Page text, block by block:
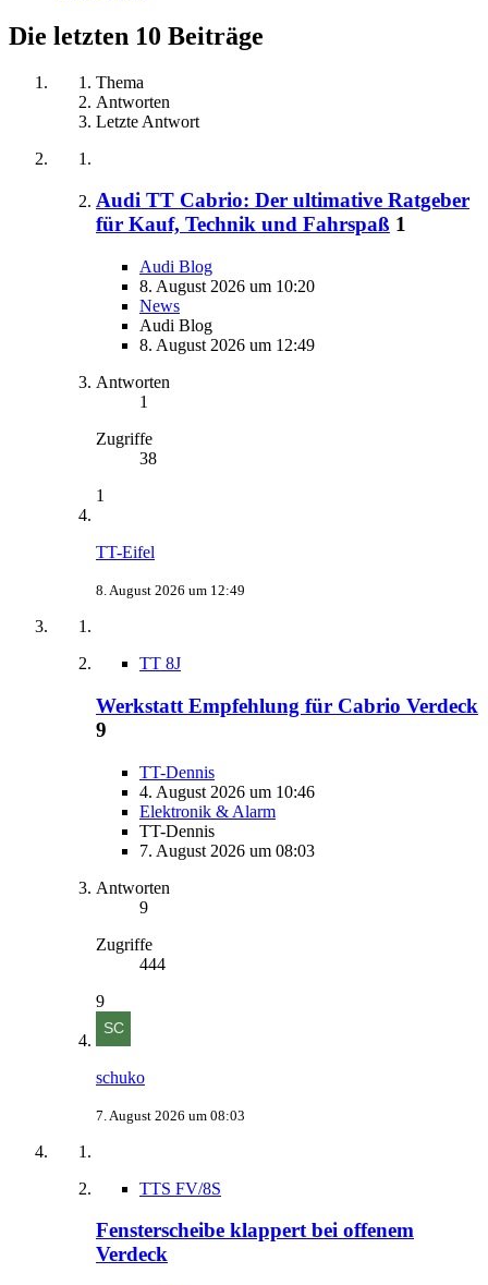
Die letzten 10 Beiträge
Thema
Antworten
Letzte Antwort
Audi TT Cabrio: Der ultimative Ratgeber
für Kauf, Technik und Fahrspaß 1
Audi Blog
8. August 2026 um 10:20
News
Audi Blog
8. August 2026 um 12:49
Antworten
1
Zugriffe
38
1
TT-Eifel
8. August 2026 um 12:49
TT 8J
Werkstatt Empfehlung für Cabrio Verdeck
9
TT-Dennis
4. August 2026 um 10:46
Elektronik & Alarm
TT-Dennis
7. August 2026 um 08:03
Antworten
9
Zugriffe
444
9
schuko
7. August 2026 um 08:03
TTS FV/8S
Fensterscheibe klappert bei offenem
Verdeck